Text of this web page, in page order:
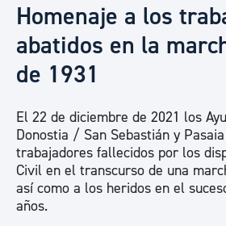
Homenaje a los
abatidos en la
de 1931
El 22 de diciembre de 2021 los
Donostia / San Sebastián y
trabajadores fallecidos por los
Civil en el transcurso de una
así como a los heridos en el
años.